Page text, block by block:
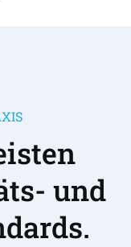
und